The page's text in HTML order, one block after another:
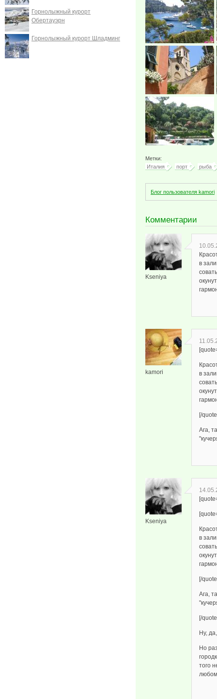
Метки:
Италия
порт рыба
Блог пользователя kamori
Комментарии
Kseniya
в
kamori
в
[/
Ага,
Kseniya
в
[/
Ага,
[/
Ну,
Но
того
любом
Горнолыжный курорт
Обертауэрн
Горнолыжный курорт Шладминг